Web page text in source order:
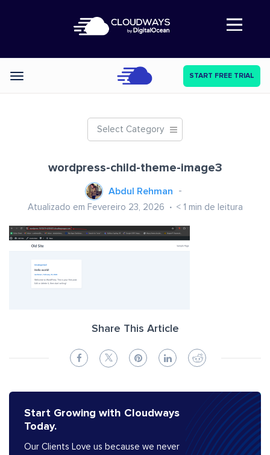
Abre a navegação
Categories START FREE TRIAL
Select Category
wordpress-child-theme-image3
Abdul Rehman
Atualizado em Fevereiro 23, 2026 < 1 min de leitura
Share This Article
Start Growing with Cloudways
Today.
Our Clients Love us because we never